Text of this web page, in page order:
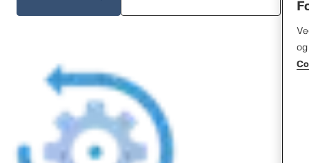
kontrolboks i stål indeholder et brugervenligt display, der giver en
bred vifte af information, herunder en letlæselig cykel tæller og
mellemstore åbninger til industrielle eller kommercielle
anvendelser, giver Normstahl HSC801AP en pålidelig og
omkostningseffektiv løsning til forbedring af trafikflow, sikkerhed
og energieffektivitet.